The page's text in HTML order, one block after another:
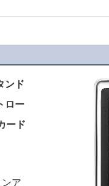
売れ筋
RFID
グ/プレ
RFIDキ
ーホル
RFIDリ
ンド
ロー
ード
ア